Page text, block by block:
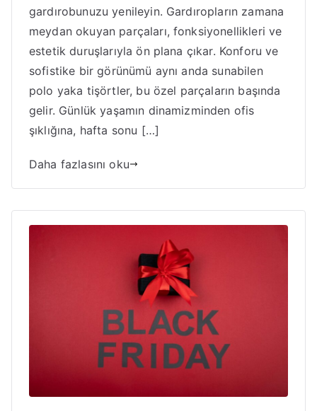
gardırobunuzu yenileyin. Gardıropların zamana
meydan okuyan parçaları, fonksiyonellikleri ve
estetik duruşlarıyla ön plana çıkar. Konforu ve
sofistike bir görünümü aynı anda sunabilen
polo yaka tişörtler, bu özel parçaların başında
gelir. Günlük yaşamın dinamizminden ofis
şıklığına, hafta sonu […]
Daha fazlasını oku